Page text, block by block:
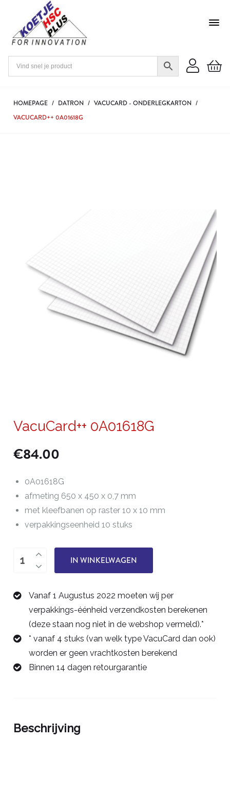
HOMEPAGE / DATRON / VACUCARD - ONDERLEGKARTON /
VACUCARD++ 0A01618G
VacuCard++ 0A01618G
€84.00
0A01618G
afmeting 650 x 450 x 0,7 mm
met kleefbanen op raster 10 x 10 mm
verpakkingseenheid 10 stuks
VacuCard++
0A01618G
IN WINKELWAGEN
Vanaf 1 Augustus 2022 moeten wij per
verpakkings-éénheid verzendkosten berekenen
(deze staan nog niet in de webshop vermeld).*
* vanaf 4 stuks (van welk type VacuCard dan ook)
worden er geen vrachtkosten berekend
Binnen 14 dagen retourgarantie
Beschrijving